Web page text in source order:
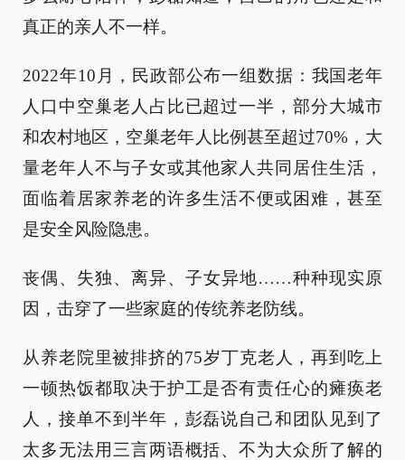
真正的亲人不一样。
2022年10月，民政部公布一组数据：我国老年
人口中空巢老人占比已超过一半，部分大城市
和农村地区，空巢老年人比例甚至超过70%，大
量老年人不与子女或其他家人共同居住生活，
面临着居家养老的许多生活不便或困难，甚至
是安全风险隐患。
丧偶、失独、离异、子女异地……种种现实原
因，击穿了一些家庭的传统养老防线。
从养老院里被排挤的75岁丁克老人，再到吃上
一顿热饭都取决于护工是否有责任心的瘫痪老
人，接单不到半年，彭磊说自己和团队见到了
太多无法用三言两语概括、不为大众所了解的